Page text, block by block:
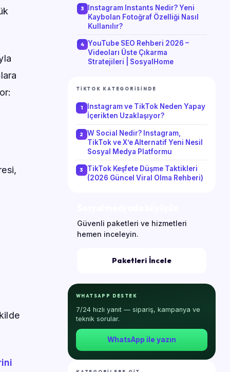
Instagram Instants Nedir? Yeni
Kaybolan Fotoğraf Özelliği Nasıl
Kullanılır?
YouTube SEO Rehberi 2026 –
Videoları Üste Çıkarma
Stratejileri | SosyalHome
TIKTOK KATEGORISINDE
Instagram ve TikTok Neden Yapay
İçerikten Uzaklaşıyor?
W Social Nedir? Instagram,
TikTok ve X’e Alternatif Yeni Nesil
Sosyal Medya Platformu
TikTok Keşfete Düşme Taktikleri
(2026 Güncel Viral Olma Rehberi)
Güvenli paketleri ve hizmetleri
hemen inceleyin.
Paketleri İncele
WHATSAPP DESTEK
7/24 hızlı yanıt — sipariş, kampanya ve
teknik sorular.
WhatsApp ile yazın